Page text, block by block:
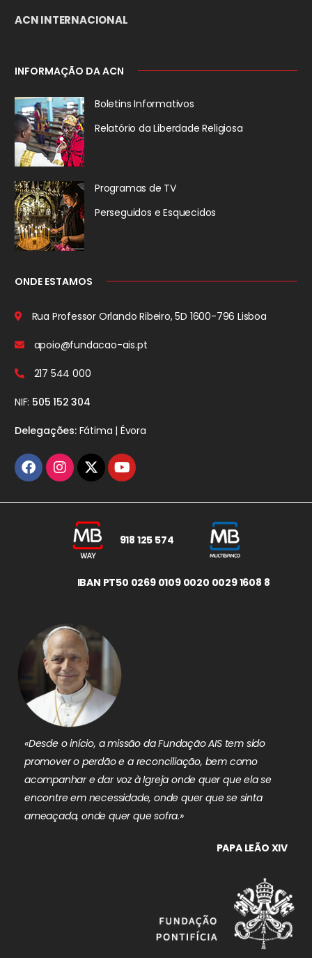
ACN INTERNACIONAL
INFORMAÇÃO DA ACN
Boletins Informativos
Relatório da Liberdade Religiosa
Programas de TV
Perseguidos e Esquecidos
ONDE ESTAMOS
Rua Professor Orlando Ribeiro, 5D 1600-796 Lisboa
apoio@fundacao-ais.pt
217 544 000
NIF: 505 152 304
Delegações:Fátima | Évora
918 125 574
IBAN PT50 0269 0109 0020 0029 1608 8
«Desde o início, a missão da Fundação AIS tem sido
promover o perdão e a reconciliação, bem como
acompanhar e dar voz à Igreja onde quer que ela se
encontre em necessidade, onde quer que se sinta
ameaçada, onde quer que sofra.»
PAPA LEÃO XIV